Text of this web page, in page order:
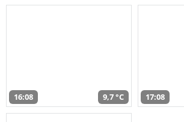
16:08 9,7 °C 17:08